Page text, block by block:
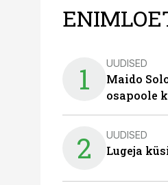
1 UUDISED
Maido
osapoole
2 UUDISED
Lugeja